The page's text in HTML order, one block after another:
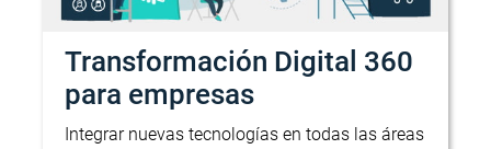
Transformación Digital 360
para empresas
Integrar nuevas tecnologías en todas las áreas